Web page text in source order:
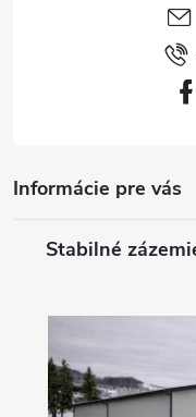
Informácie pre vás
Stabilné